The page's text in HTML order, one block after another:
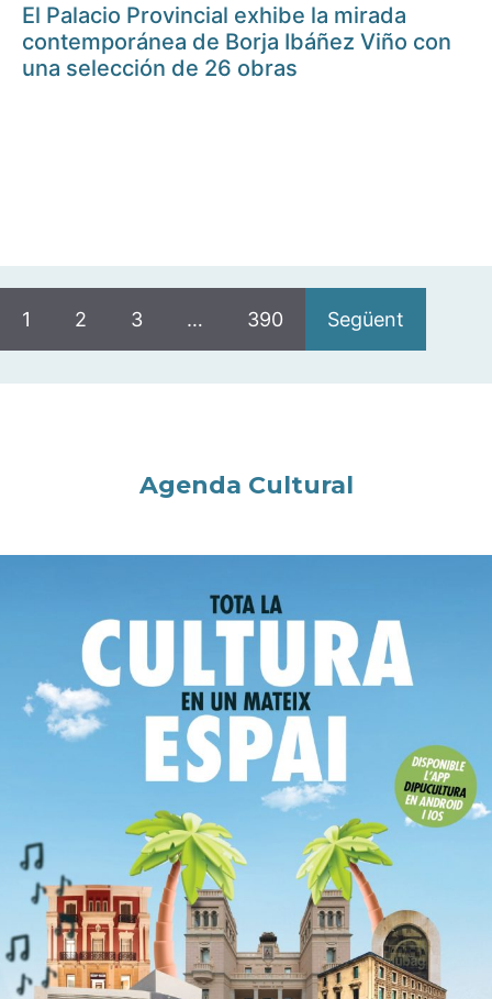
El Palacio Provincial exhibe la mirada
contemporánea de Borja Ibáñez Viño con
una selección de 26 obras
1 2 3 … 390 Següent
Agenda Cultural